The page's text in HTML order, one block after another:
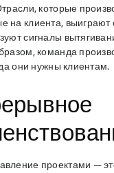
которые
на клиента, выиграют
сигналы
команда
они нужны клиентам.
проектами —